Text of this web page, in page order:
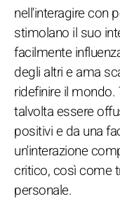
nell'interagire con
stimolano il suo
facilmente
degli altri e ama
ridefinire il mondo.
talvolta essere
positivi e da una
un'interazione
critico, così come
personale.